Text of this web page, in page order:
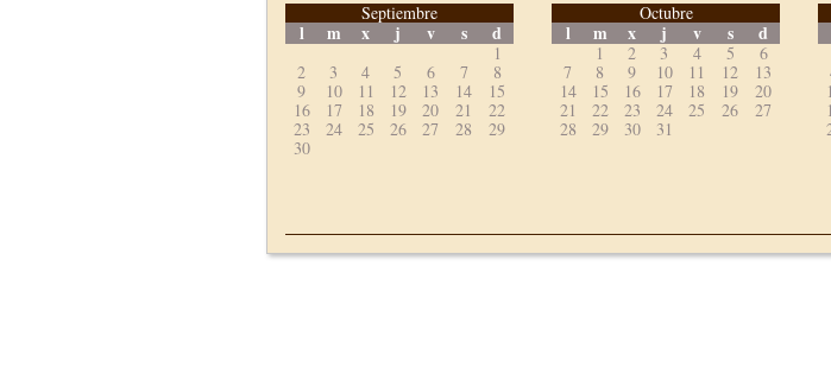
Septiembre
l m x j v s d
1
2
3 4 5 6 7
8
9
10 11 12 13 14
15
16
17 18 19 20 21
22
23
24 25 26 27 28
29
30
Octubre
l m x j v s d
1 2 3 4 5
6
7
8 9 10 11 12
13
14
15 16 17 18 19
20
21
22 23 24 25 26
27
28
29 30 31